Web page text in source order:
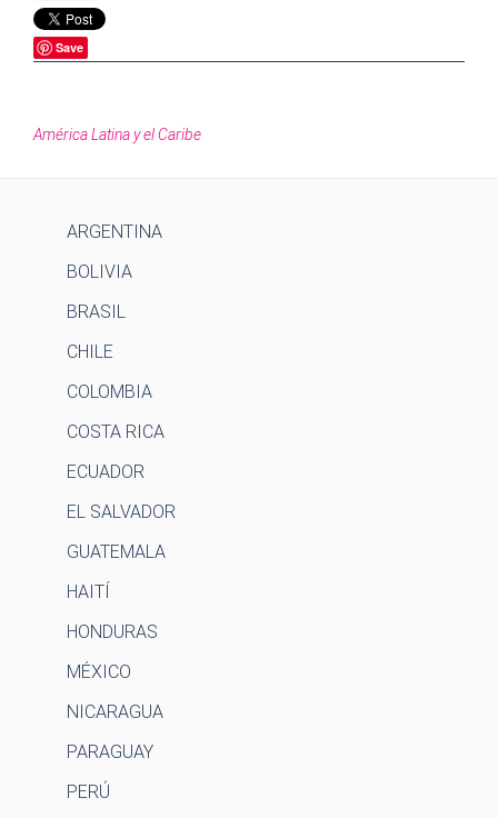
Save
América Latina y el Caribe
ARGENTINA
BOLIVIA
BRASIL
CHILE
COLOMBIA
COSTA RICA
ECUADOR
EL SALVADOR
GUATEMALA
HAITÍ
HONDURAS
MÉXICO
NICARAGUA
PARAGUAY
PERÚ